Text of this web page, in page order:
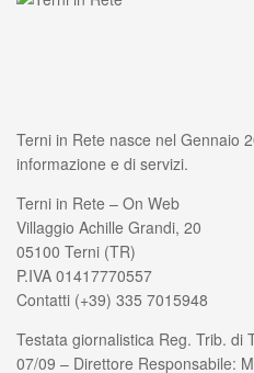
Terni in Rete nasce nel Gennaio
informazione e di servizi.
Terni in Rete – On Web
Villaggio Achille Grandi, 20
05100 Terni (TR)
P.IVA 01417770557
Contatti (+39) 335 7015948
Testata giornalistica Reg. Trib. di
07/09 – Direttore Responsabile: